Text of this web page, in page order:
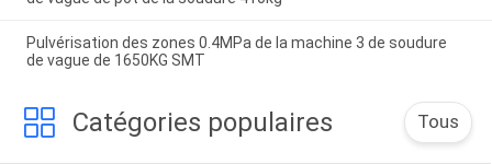
Pulvérisation des zones 0.4MPa de la machine 3 de soudure
de vague de 1650KG SMT
Catégories populaires Tous